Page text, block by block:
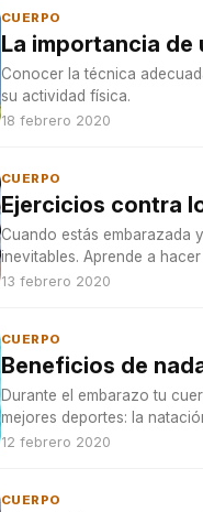
CUERPO
La importancia de
Conocer la técnica
su actividad física.
18 febrero 2020
CUERPO
Ejercicios contra
Cuando estás embarazada
inevitables. Aprende a
13 febrero 2020
CUERPO
Beneficios de
Durante el embarazo tu
mejores deportes: la
12 febrero 2020
CUERPO